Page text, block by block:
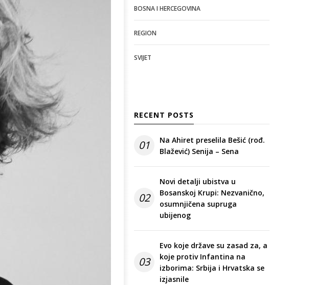
BOSNA I HERCEGOVINA
REGION
SVIJET
RECENT POSTS
01
Na Ahiret preselila Bešić (rođ.
Blažević) Senija – Sena
02
Novi detalji ubistva u
Bosanskoj Krupi: Nezvanično,
osumnjičena supruga
ubijenog
03
Evo koje države su zasad za, a
koje protiv Infantina na
izborima: Srbija i Hrvatska se
izjasnile